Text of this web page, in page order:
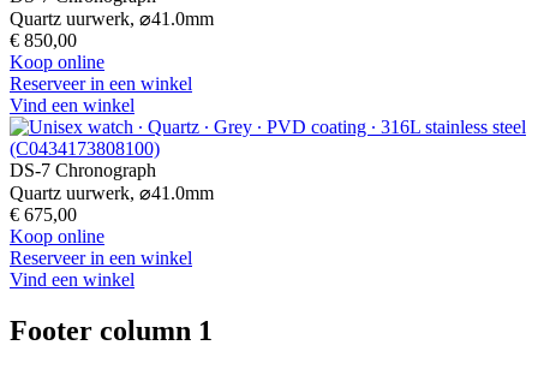
Quartz uurwerk, ⌀41.0mm
€ 850,00
Koop online
Reserveer in een winkel
Vind een winkel
DS-7 Chronograph
Quartz uurwerk, ⌀41.0mm
€ 675,00
Koop online
Reserveer in een winkel
Vind een winkel
Footer column 1